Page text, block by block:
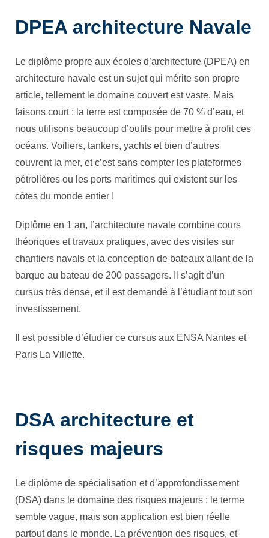
DPEA architecture Navale
Le diplôme propre aux écoles d’architecture (DPEA) en
architecture navale est un sujet qui mérite son propre
article, tellement le domaine couvert est vaste. Mais
faisons court : la terre est composée de 70 % d’eau, et
nous utilisons beaucoup d’outils pour mettre à profit ces
océans. Voiliers, tankers, yachts et bien d’autres
couvrent la mer, et c’est sans compter les plateformes
pétrolières ou les ports maritimes qui existent sur les
côtes du monde entier !
Diplôme en 1 an, l’architecture navale combine cours
théoriques et travaux pratiques, avec des visites sur
chantiers navals et la conception de bateaux allant de la
barque au bateau de 200 passagers. Il s’agit d’un
cursus très dense, et il est demandé à l’étudiant tout son
investissement.
Il est possible d’étudier ce cursus aux ENSA Nantes et
Paris La Villette.
DSA architecture et
risques majeurs
Le diplôme de spécialisation et d’approfondissement
(DSA) dans le domaine des risques majeurs : le terme
semble vague, mais son application est bien réelle
partout dans le monde. La prévention des risques, et